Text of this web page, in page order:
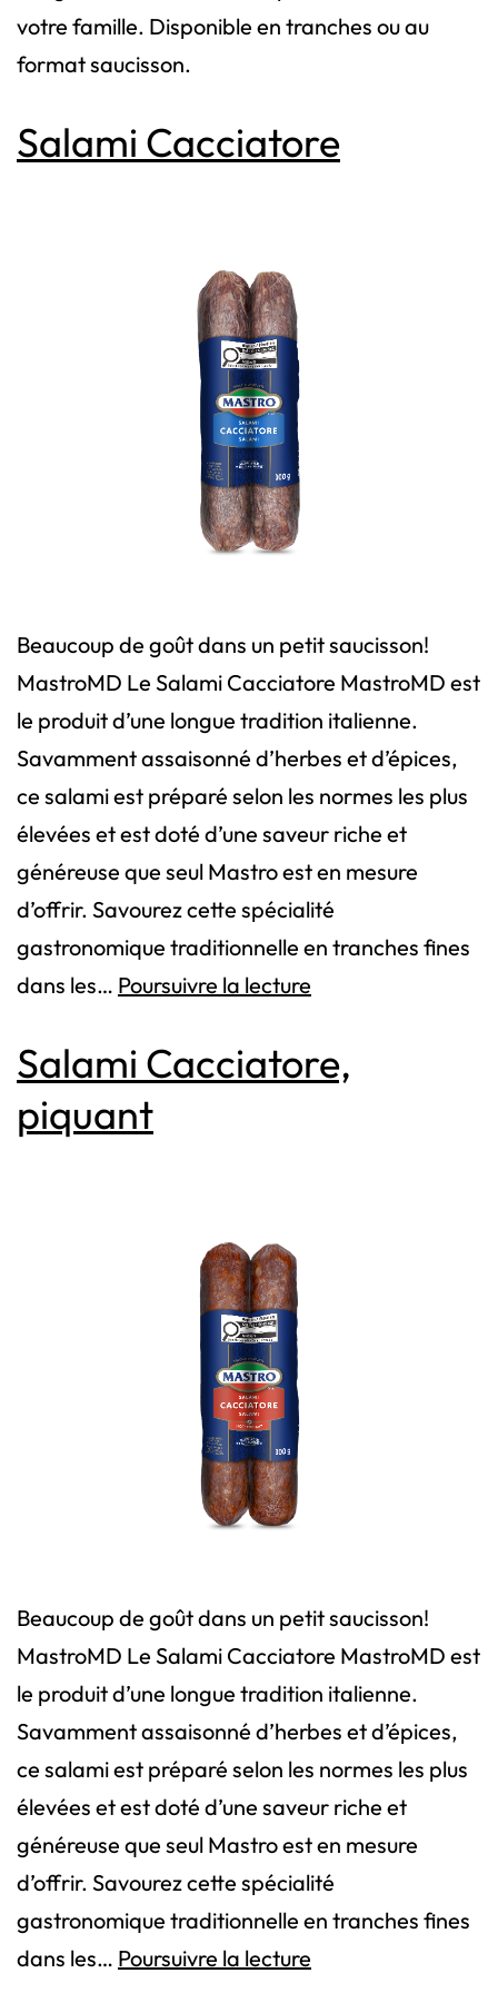
votre famille. Disponible en tranches ou au
format saucisson.
Salami Cacciatore
Beaucoup de goût dans un petit saucisson!
MastroMD Le Salami Cacciatore MastroMD est
le produit d’une longue tradition italienne.
Savamment assaisonné d’herbes et d’épices,
ce salami est préparé selon les normes les plus
élevées et est doté d’une saveur riche et
généreuse que seul Mastro est en mesure
d’offrir. Savourez cette spécialité
gastronomique traditionnelle en tranches fines
dans les… Poursuivre la lecture
Salami Cacciatore,
piquant
Beaucoup de goût dans un petit saucisson!
MastroMD Le Salami Cacciatore MastroMD est
le produit d’une longue tradition italienne.
Savamment assaisonné d’herbes et d’épices,
ce salami est préparé selon les normes les plus
élevées et est doté d’une saveur riche et
généreuse que seul Mastro est en mesure
d’offrir. Savourez cette spécialité
gastronomique traditionnelle en tranches fines
dans les… Poursuivre la lecture